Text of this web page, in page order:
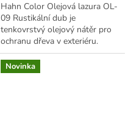
Hahn Color Olejová lazura OL-
09 Rustikální dub je
tenkovrstvý olejový nátěr pro
ochranu dřeva v exteriéru.
Kombinace alkydových
pryskyřic a lněného oleje
proniká do struktury...
Novinka